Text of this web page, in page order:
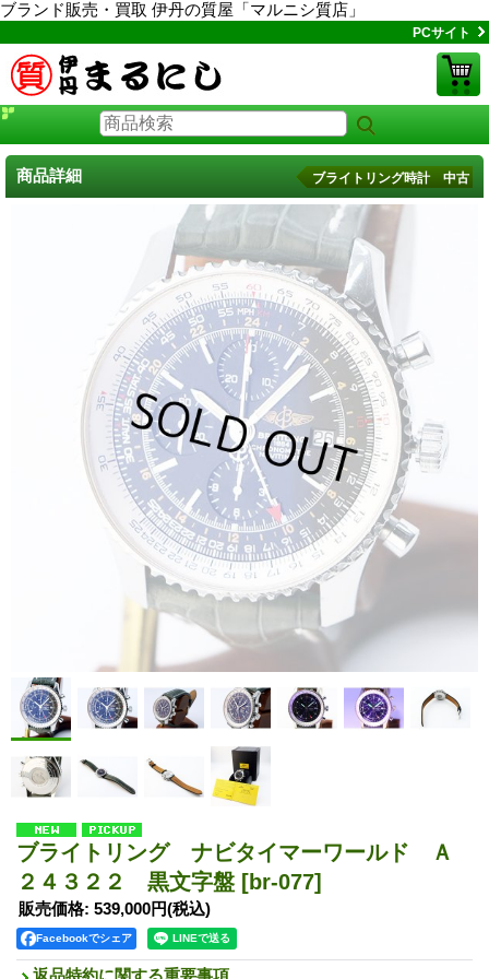
ブランド販売・買取 伊丹の質屋「マルニシ質店」
PCサイト
商品詳細 ブライトリング時計 中古
ブライトリング ナビタイマーワールド Ａ
２４３２２ 黒文字盤 [br-077]
販売価格: 539,000円(税込)
Facebookでシェア
返品特約に関する重要事項